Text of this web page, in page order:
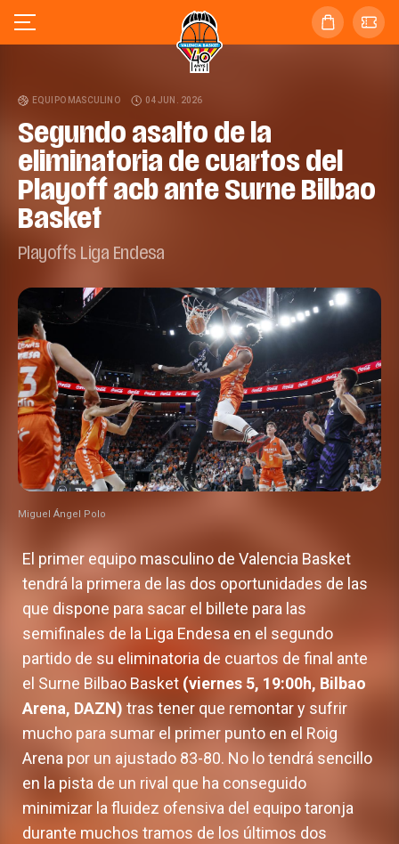
EQUIPO MASCULINO 04 JUN. 2026
Segundo asalto de la
eliminatoria de cuartos del
Playoff acb ante Surne Bilbao
Basket
Playoffs Liga Endesa
Miguel Ángel Polo
El primer equipo masculino de Valencia Basket
tendrá la primera de las dos oportunidades de las
que dispone para sacar el billete para las
semifinales de la Liga Endesa en el segundo
partido de su eliminatoria de cuartos de final ante
el Surne Bilbao Basket (viernes 5, 19:00h, Bilbao
Arena, DAZN) tras tener que remontar y sufrir
mucho para sumar el primer punto en el Roig
Arena por un ajustado 83-80. No lo tendrá sencillo
en la pista de un rival que ha conseguido
minimizar la fluidez ofensiva del equipo taronja
durante muchos tramos de los últimos dos